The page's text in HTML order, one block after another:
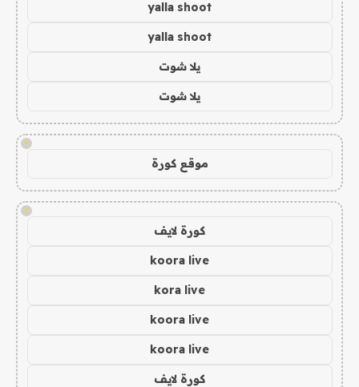
yalla shoot
yalla shoot
يلا شوت
يلا شوت
!
موقع كورة
!
كورة لايف
koora live
kora live
koora live
koora live
كورة لايف